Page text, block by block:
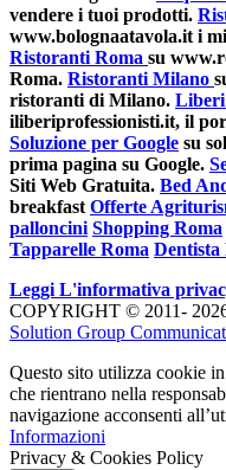
vendere i tuoi prodotti.
www.bolognaatavola.it i
Ristoranti Roma su
Roma. Ristoranti Milano
ristoranti di Milano. Liberi
iliberiprofessionisti.it, il
Soluzione per Google su
prima pagina su Google.
Siti Web Gratuita. Bed
breakfastOfferte
palloncini Shopping Roma
Tapparelle Roma
Leggi L'informativa
COPYRIGHT © 2011-
Solution Group
Questo sito utilizza cookie
che rientrano nella
navigazione acconsenti
Informazioni
Privacy & Cookies Policy